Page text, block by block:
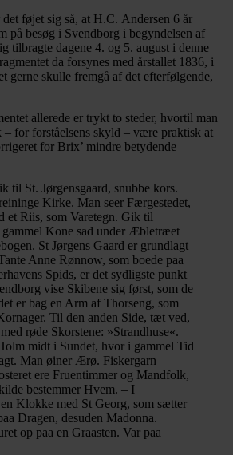
føjet sig så, at H.C. Andersen 6 år
på besøg i Svendborg i begyndelsen af
tilbragte dagene 4. og 5. august i denne
da forsynes med årstallet 1836, i
gerne skulle fremgå af det efterfølgende,
allerede er trykt to steder, hvortil man
– for forståelsens skyld – være praktisk at
for Brix’ mindre betydende
til St. Jørgensgaard, snubbe kors.
Kirke. Man seer Færgestedet,
et Riis, som Varetegn. Gik til
gammel Kone sad under Æbletræet
St Jørgens Gaard er grundlagt
Anne Rønnow, som boede paa
Spids, er det sydligste punkt
vise Skibene sig først, som de
er bag en Arm af Thorseng, som
Til den anden Side, tæt ved,
røde Skorstene: »Strandhuse«.
midt i Sundet, hvor i gammel Tid
Man øiner Ærø. Fiskergarn
ere Fruentimmer og Mandfolk,
bestemmer Hvem. – I
Klokke med St Georg, som sætter
Dragen, desuden Madonna.
op paa en Graasten. Var paa